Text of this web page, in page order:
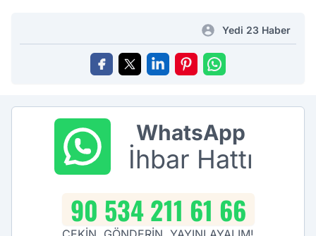
Yedi 23 Haber
WhatsApp
İhbar Hattı
90 534 211 61 66